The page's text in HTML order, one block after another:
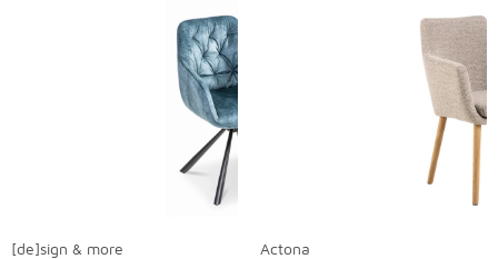
[de]sign & more
Actona